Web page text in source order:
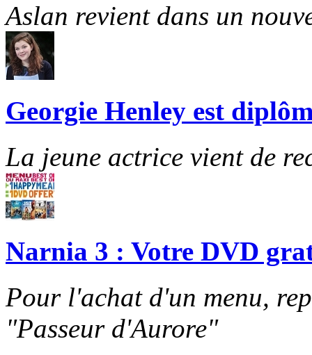
Aslan revient dans un
Georgie Henley est
La jeune actrice vient de
Narnia 3 : Votre DVD
Pour l'achat d'un menu,
"Passeur d'Aurore"